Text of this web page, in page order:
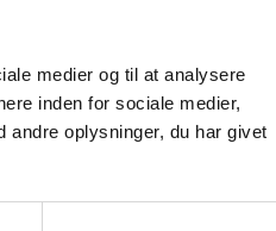
medier og til at analysere
inden for sociale medier,
andre oplysninger, du har givet